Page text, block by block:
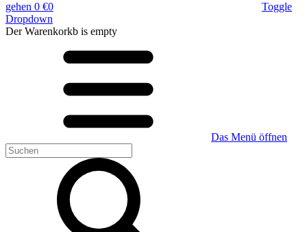
gehen 0 €0
Toggle
Dropdown
Der Warenkorkb is empty
Das Menü öffnen